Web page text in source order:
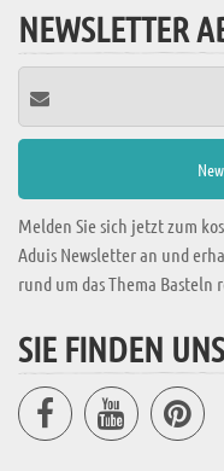
NEWSLETTER
Melden Sie sich jetzt zum
Aduis Newsletter an und
rund um das Thema Basteln
SIE FINDEN